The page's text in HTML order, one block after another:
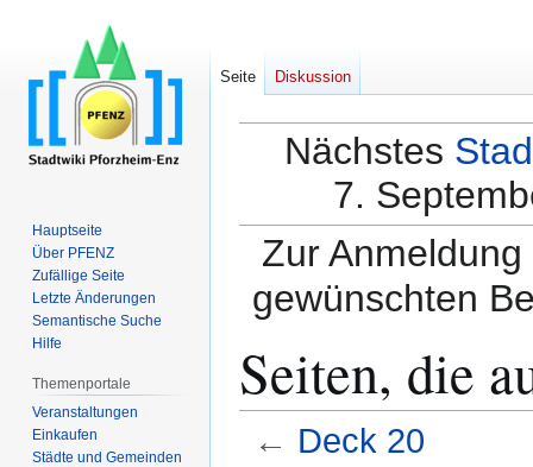
Nächstes
7.
Zur
gewünschten
Seiten, die
← Deck 20
Seite Diskussion
Hauptseite
Über PFENZ
Zufällige Seite
Letzte Änderungen
Semantische Suche
Hilfe
Themenportale
Veranstaltungen
Einkaufen
Städte und Gemeinden